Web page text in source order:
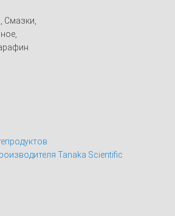
Смазки,
Tanaka Scientific